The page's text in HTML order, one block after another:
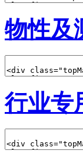
物性及
行业专